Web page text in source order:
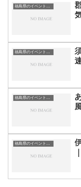
福島県のイベント会場一覧